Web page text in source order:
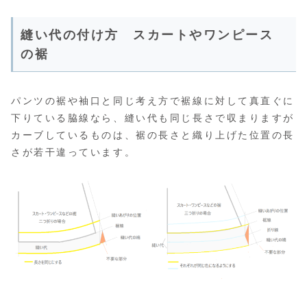
縫い代の付け方 スカートやワンピース
の裾
パンツの裾や袖口と同じ考え方で裾線に対して真直ぐに
下りている脇線なら、縫い代も同じ長さで収まりますが
カーブしているものは、裾の長さと織り上げた位置の長
さが若干違っています。